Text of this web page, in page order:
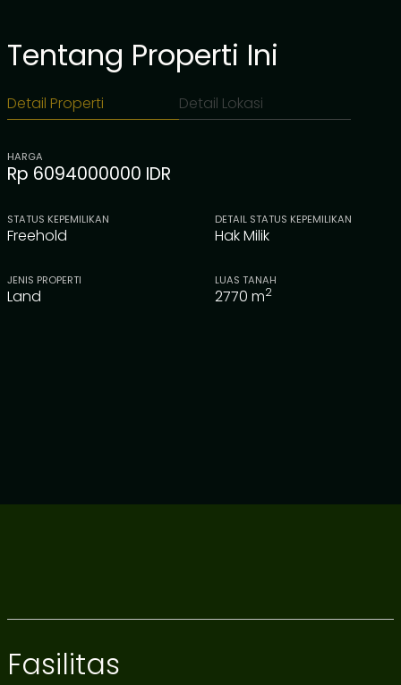
Tentang Properti Ini
Detail Properti Detail Lokasi
HARGA
Rp 6094000000 IDR
STATUS KEPEMILIKAN
Freehold
DETAIL STATUS KEPEMILIKAN
Hak Milik
JENIS PROPERTI
Land
LUAS TANAH
2770 m2
Fasilitas